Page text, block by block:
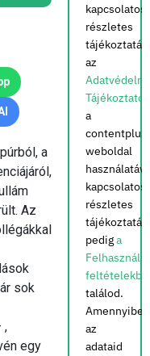
a
Az
sok
,
egy
kapcsolatos
részletes
az
Adatvédelmi
a
weboldal
kapcsolatos
részletes
pediga
találod.
Amennyiben
az
adataid